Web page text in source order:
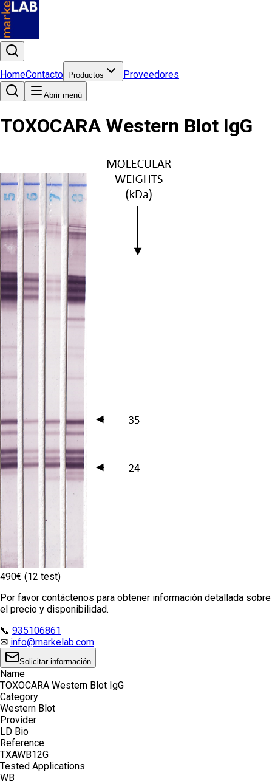
HomeContacto Productos Proveedores
Abrir menú
TOXOCARA Western Blot IgG
490€ (12 test)
Por favor contáctenos para obtener información detallada sobre
el precio y disponibilidad.
📞 935106861
✉ info@markelab.com
Solicitar información
Name
TOXOCARA Western Blot IgG
Category
Western Blot
Provider
LD Bio
Reference
TXAWB12G
Tested Applications
WB